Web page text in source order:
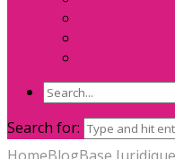
Search for: